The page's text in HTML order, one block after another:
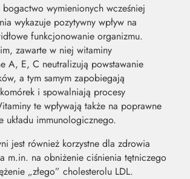
wymienionych wcześniej
wykazuje pozytywny wpływ na
funkcjonowanie organizmu.
zawarte w niej witaminy
A, E, C neutralizują powstawanie
a tym samym zapobiegają
i spowalniają procesy
te wpływają także na poprawne
układu immunologicznego.
jest również korzystne dla zdrowia
m.in. na obniżenie ciśnienia tętniczego
„złego” cholesterolu LDL.